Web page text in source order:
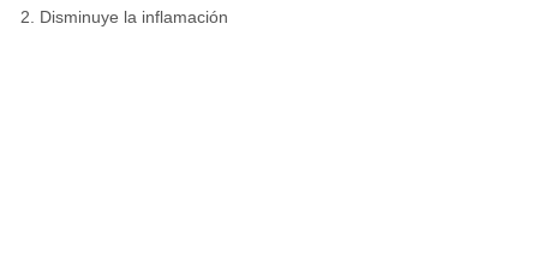
Disminuye la inflamación